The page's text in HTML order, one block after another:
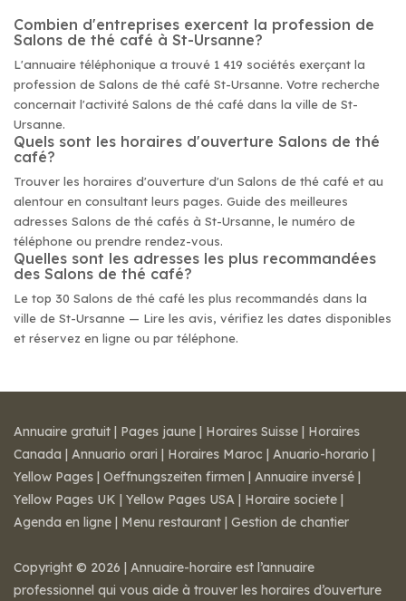
Combien d'entreprises exercent la profession de
Salons de thé café à St-Ursanne?
L'annuaire téléphonique a trouvé 1 419 sociétés exerçant la
profession de Salons de thé café St-Ursanne. Votre recherche
concernait l'activité Salons de thé café dans la ville de St-
Ursanne.
Quels sont les horaires d'ouverture Salons de thé
café?
Trouver les horaires d'ouverture d'un Salons de thé café et au
alentour en consultant leurs pages. Guide des meilleures
adresses Salons de thé cafés à St-Ursanne, le numéro de
téléphone ou prendre rendez-vous.
Quelles sont les adresses les plus recommandées
des Salons de thé café?
Le top 30 Salons de thé café les plus recommandés dans la
ville de St-Ursanne — Lire les avis, vérifiez les dates disponibles
et réservez en ligne ou par téléphone.
Annuaire gratuit | Pages jaune | Horaires Suisse | Horaires
Canada | Annuario orari | Horaires Maroc | Anuario-horario |
Yellow Pages | Oeffnungszeiten firmen | Annuaire inversé |
Yellow Pages UK | Yellow Pages USA | Horaire societe |
Agenda en ligne | Menu restaurant | Gestion de chantier
Copyright © 2026 | Annuaire-horaire est l’annuaire
professionnel qui vous aide à trouver les horaires d’ouverture